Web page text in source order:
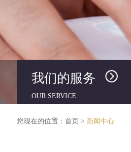
我们的服务
OUR SERVICE
您现在的位置： 首页 > 新闻中心